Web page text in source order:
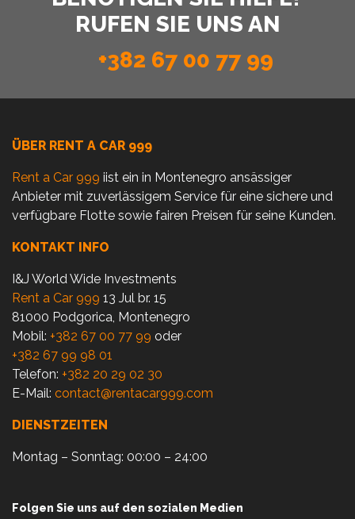
RUFEN SIE UNS AN
+382 67 00 77 99
ÜBER RENT A CAR 999
Rent a Car 999 iist ein in Montenegro ansässiger
Anbieter mit zuverlässigem Service für eine sichere und
verfügbare Flotte sowie fairen Preisen für seine Kunden.
KONTAKT INFO
I&J World Wide Investments
Rent a Car 999 13 Jul br. 15
81000 Podgorica, Montenegro
Mobil: +382 67 00 77 99 oder
+382 67 99 98 01
Telefon: +382 20 29 02 30
E-Mail: contact@rentacar999.com
DIENSTZEITEN
Montag – Sonntag: 00:00 – 24:00
Folgen Sie uns auf den sozialen Medien